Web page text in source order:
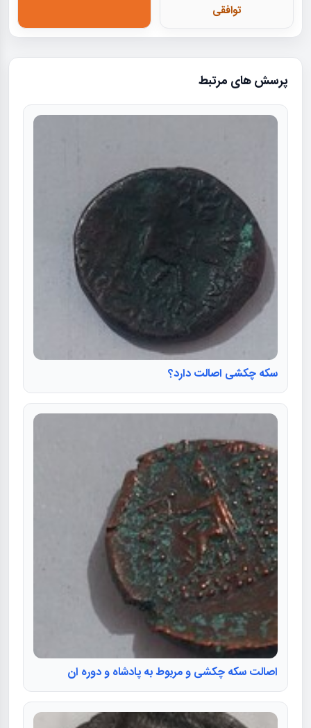
توافقی
پرسش های مرتبط
سکه چکشی اصالت دارد؟
اصالت سکه چکشی و مربوط به پادشاه و دوره ان